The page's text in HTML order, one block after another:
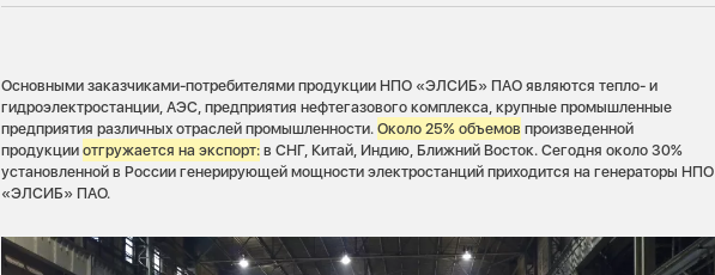
Основными заказчиками-потребителями продукции НПО «ЭЛСИБ» ПАО являются тепло- и
гидроэлектростанции, АЭС, предприятия нефтегазового комплекса, крупные промышленные
предприятия различных отраслей промышленности.Около 25% объемов произведенной
продукцииотгружается на экспорт: в СНГ, Китай, Индию, Ближний Восток. Сегодня около 30%
установленной в России генерирующей мощности электростанций приходится на генераторы НПО
«ЭЛСИБ» ПАО.